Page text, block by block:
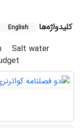
کلیدواژه‌ها English
Salt water